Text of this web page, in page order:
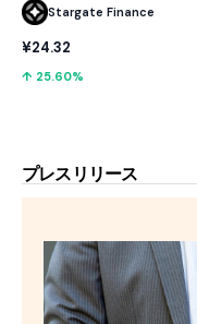
Stargate Finance
¥24.32
↑ 25.60%
プレスリリース